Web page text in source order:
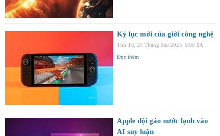
Kỷ lục mới của giới công nghệ
Thứ Tư, 25 Tháng Sáu 2025 5:00 SA
Đọc thêm
Apple dội gáo nước lạnh vào
AI suy luận